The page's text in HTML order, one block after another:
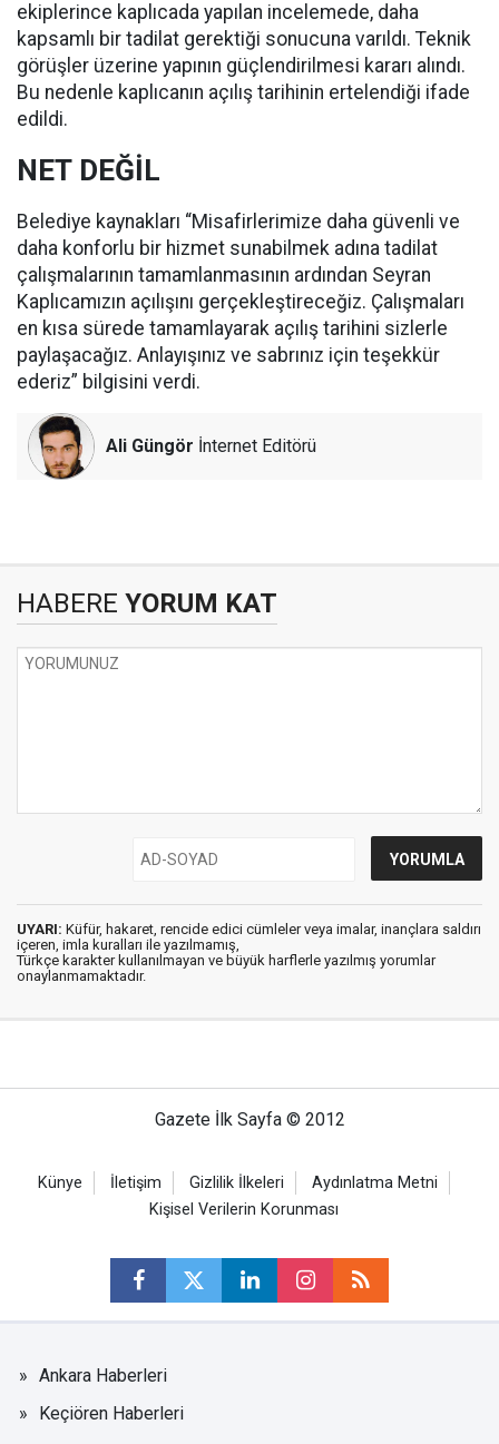
ekiplerince kaplıcada yapılan incelemede, daha
kapsamlı bir tadilat gerektiği sonucuna varıldı. Teknik
görüşler üzerine yapının güçlendirilmesi kararı alındı.
Bu nedenle kaplıcanın açılış tarihinin ertelendiği ifade
edildi.
NET DEĞİL
Belediye kaynakları “Misafirlerimize daha güvenli ve
daha konforlu bir hizmet sunabilmek adına tadilat
çalışmalarının tamamlanmasının ardından Seyran
Kaplıcamızın açılışını gerçekleştireceğiz. Çalışmaları
en kısa sürede tamamlayarak açılış tarihini sizlerle
paylaşacağız. Anlayışınız ve sabrınız için teşekkür
ederiz” bilgisini verdi.
Ali Güngör İnternet Editörü
HABERE YORUM KAT
UYARI: Küfür, hakaret, rencide edici cümleler veya imalar, inançlara saldırı
içeren, imla kuralları ile yazılmamış,
Türkçe karakter kullanılmayan ve büyük harflerle yazılmış yorumlar
onaylanmamaktadır.
Gazete İlk Sayfa © 2012
Künye İletişim Gizlilik İlkeleri
Aydınlatma Metni
Kişisel Verilerin Korunması
Ankara Haberleri
Keçiören Haberleri